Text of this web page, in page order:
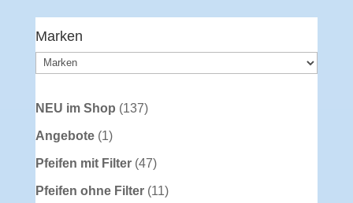
Marken
NEU im Shop 137137
Angebote 11
Produkt
Pfeifen mit Filter 4747
Produkte
Pfeifen ohne Filter 1111